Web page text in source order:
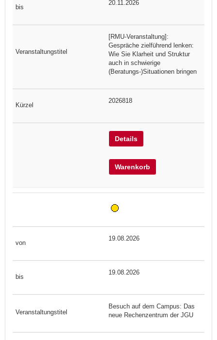
20.11.2026
[RMU-Veranstaltung]:
Gespräche zielführend lenken:
Wie Sie Klarheit und Struktur
auch in schwierige
(Beratungs-)Situationen bringen
2026818
Details
Warenkorb
19.08.2026
19.08.2026
Besuch auf dem Campus: Das
neue Rechenzentrum der JGU